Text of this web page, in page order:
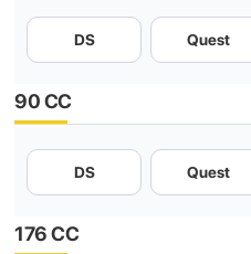
DS Quest
90 CC
DS Quest
176 CC